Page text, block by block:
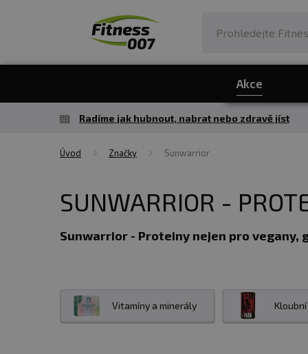
Akce
Radíme jak hubnout, nabrat nebo zdravě jíst
Úvod Značky Sunwarrior
SUNWARRIOR -
Sunwarrior - Proteiny nejen pro
které jsou zpracovány tak, aby si
potravinové alergeny, jsou přirozeně
Vitamíny a minerály